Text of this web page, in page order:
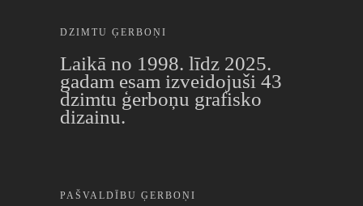
DZIMTU ĢERBOŅI
Laikā no 1998. līdz 2025.
gadam esam izveidojuši 43
dzimtu ģerboņu grafisko
dizainu.
PAŠVALDĪBU ĢERBOŅI